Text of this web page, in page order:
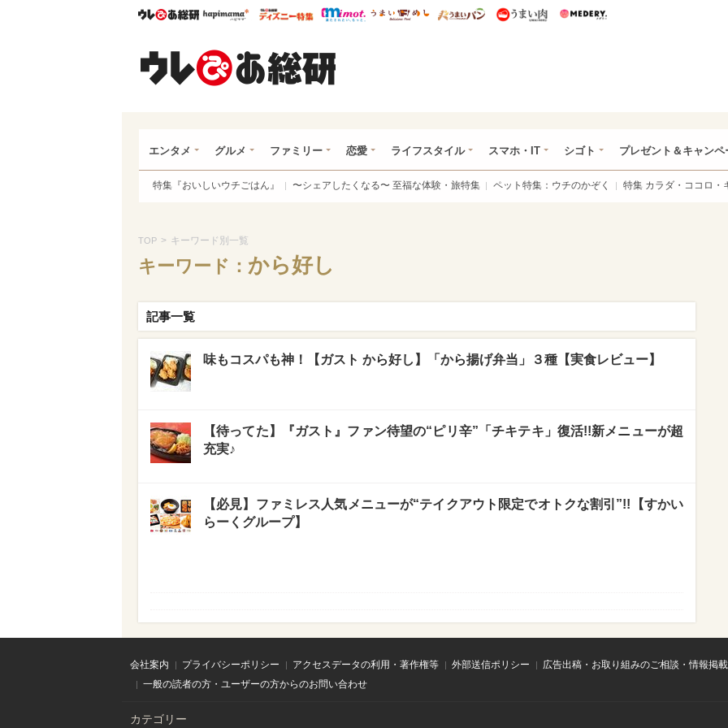
ウレぴあ総研ハピママ* ウレぴあ総研 ディズニー特集
mimot. うまいめし うまいパン うまい肉
エンタメ グルメ ファミリー 恋愛 ライフスタイル スマホ・IT シゴト プレゼント＆キャンペ
特集『おいしいウチごはん』 〜シェアしたくなる〜 至福な体験・旅特集 ペット特集：ウチのかぞく 特集 カラダ・ココロ・
TOP > キーワード別一覧
キーワード： から好し
記事一覧
味もコスパも神！【ガスト から好し】「から揚げ弁当」３種【実食レビュー】
【待ってた】『ガスト』ファン待望の“ピリ辛”「チキテキ」復活!!新メニューが超
充実♪
【必見】ファミレス人気メニューが“テイクアウト限定でオトクな割引”!!【すかい
らーくグループ】
会社案内 プライバシーポリシー アクセスデータの利用・著作権等 外部送信ポリシー
広告出稿・お取り組みのご相談・情報掲
一般の読者の方・ユーザーの方からのお問い合わせ
カテゴリー